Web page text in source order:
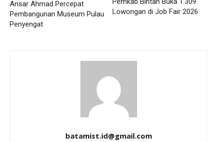
Ansar Ahmad Percepat
Pembangunan Museum Pulau
Penyengat
Lowongan di Job Fair 2026
batamist.id@gmail.com